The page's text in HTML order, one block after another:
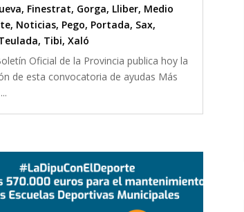
, Finestrat, Gorga, Lliber, Medio
, Noticias, Pego, Portada, Sax,
, Tibi,Xaló
Oficial de la Provincia publica hoy la
de esta convocatoria de ayudas Más